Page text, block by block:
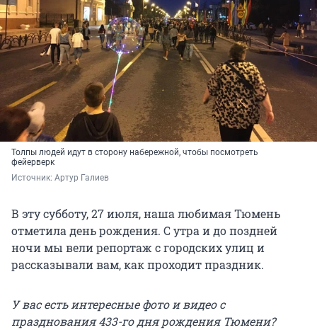
Толпы людей идут в сторону набережной, чтобы посмотреть
фейерверк
Источник: Артур Галиев
В эту субботу, 27 июля, наша любимая Тюмень
отметила день рождения. С утра и до поздней
ночи мы вели репортаж с городских улиц и
рассказывали вам, как проходит праздник.
У вас есть интересные фото и видео с
празднования 433-го дня рождения Тюмени?